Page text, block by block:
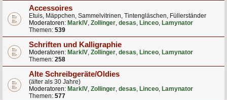
Accessoires
Etuis, Mäppchen, Sammelvitrinen, Tintengläschen, Füllerständer
Moderatoren: MarkIV, Zollinger, desas, Linceo, Lamynator
Themen: 539
Schriften und Kalligraphie
Moderatoren: MarkIV, Zollinger, desas, Linceo, Lamynator
Themen: 258
Alte Schreibgeräte/Oldies
(älter als 30 Jahre)
Moderatoren: MarkIV, Zollinger, desas, Linceo, Lamynator
Themen: 577